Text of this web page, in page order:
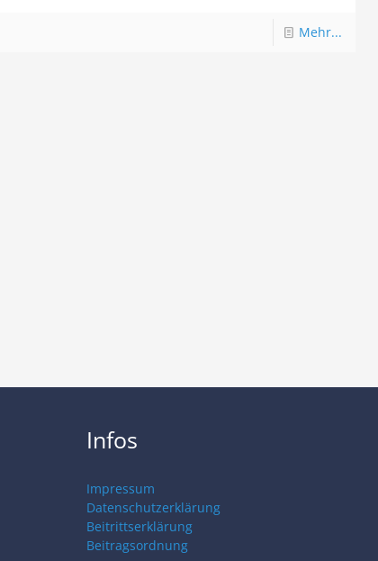
Mehr...
Infos
Impressum
Datenschutzerklärung
Beitrittserklärung
Beitragsordnung